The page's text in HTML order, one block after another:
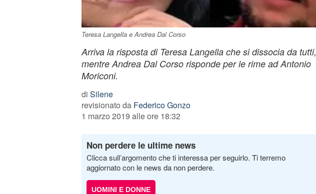
Teresa Langella e Andrea Dal Corso
Arriva la risposta di Teresa Langella che si dissocia da tutti,
mentre Andrea Dal Corso risponde per le rime ad Antonio
Moriconi.
di Silene
revisionato da Federico Gonzo
1 marzo 2019 alle ore 18:32
Non perdere le ultime news
Clicca sull’argomento che ti interessa per seguirlo. Ti terremo
aggiornato con le news da non perdere.
UOMINI E DONNE